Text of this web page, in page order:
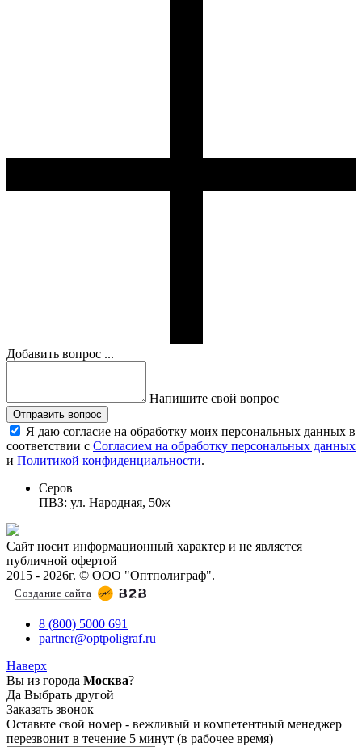
Добавить вопрос ...
Напишите свой вопрос
Отправить вопрос
Я даю согласие на обработку моих персональных данных в
соответствии с Согласием на обработку персональных данных
и Политикой конфиденциальности.
Серов
ПВЗ: ул. Народная, 50ж
Сайт носит информационный характер и не является
публичной офертой
2015 - 2026г. © ООО "Оптполиграф".
Создание сайта
8 (800) 5000 691
partner@optpoligraf.ru
Наверх
Вы из города Москва?
Да Выбрать другой
Заказать звонок
Оставьте свой номер - вежливый и компетентный менеджер
перезвонит в течение 5 минут (в рабочее время)